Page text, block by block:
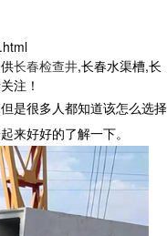
长春检查井,长春水渠槽,长
注！
是很多人都知道该怎么选择
来好好的了解一下。